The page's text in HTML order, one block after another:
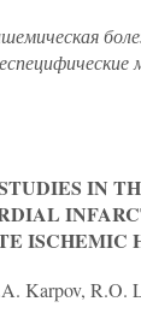
IN
ISCHEMIC
Karpov, R.O.